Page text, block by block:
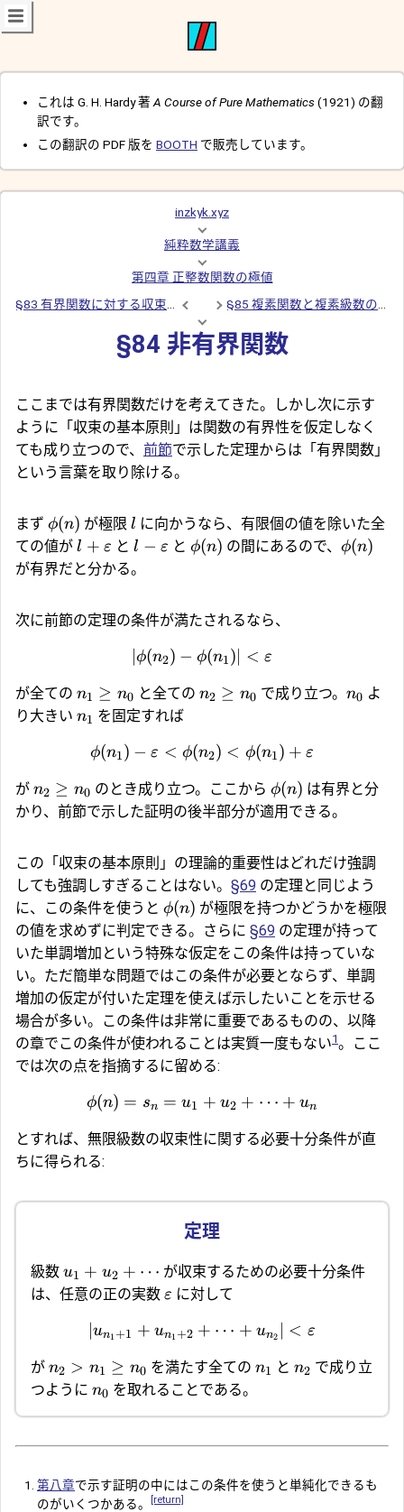
これは G. H. Hardy 著 A Course of Pure Mathematics(1921) の翻
訳です。
この翻訳の PDF 版を BOOTH で販売しています。
inzkyk.xyz
純粋数学講義
第四章 正整数関数の極値
§84 非有界関数
ここまでは有界関数だけを考えてきた。しかし次に示す
ように「収束の基本原則」は関数の有界性を仮定しなく
ても成り立つので、 前節で示した定理からは「有界関数」
という言葉を取り除ける。
まず ϕ(n) が極限 l に向かうなら、有限個の値を除いた全
ての値が l + ε と l − ε と ϕ(n) の間にあるので、 ϕ(n)
が有界だと分かる。
次に前節の定理の条件が満たされるなら、
ϕ(n2) − ϕ(n1) < ε
が全ての n1 ≥ n0 と全ての n2 ≥ n0 で成り立つ。 n0 よ
り大きい n1 を固定すれば
ϕ(n1) − ε < ϕ(n2) < ϕ(n1) + ε
が n2 ≥ n0 のとき成り立つ。ここから ϕ(n) は有界と分
かり、前節で示した証明の後半部分が適用できる。
この「収束の基本原則」の理論的重要性はどれだけ強調
しても強調しすぎることはない。 §69 の定理と同じよう
に、この条件を使うと ϕ(n) が極限を持つかどうかを極限
の値を求めずに判定できる。さらに §69 の定理が持って
いた単調増加という特殊な仮定をこの条件は持っていな
い。ただ簡単な問題ではこの条件が必要とならず、単調
増加の仮定が付いた定理を使えば示したいことを示せる
場合が多い。この条件は非常に重要であるものの、以降
の章でこの条件が使われることは実質一度もない1。ここ
では次の点を指摘するに留める:
ϕ(n) = sn = u1 + u2 + ⋯ + un
とすれば、無限級数の収束性に関する必要十分条件が直
ちに得られる:
級数 u1 + u2 + ⋯ が収束するための必要十分条件
は、任意の正の実数 ε に対して
∣un1+1 + un1+2 + ⋯ + un2 < ε
が n2 > n1 ≥ n0 を満たす全ての n1 と n2 で成り立
つように n0 を取れることである。
第八章で示す証明の中にはこの条件を使うと単純化できるも
のがいくつかある。
[return]